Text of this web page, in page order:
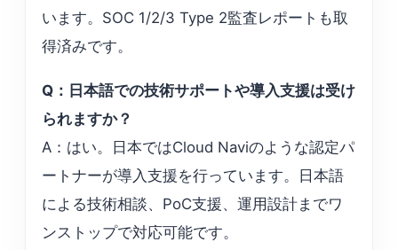
います。SOC 1/2/3 Type 2監査レポートも取
得済みです。
Q：日本語での技術サポートや導入支援は受け
られますか？
A：はい。日本ではCloud Naviのような認定パ
ートナーが導入支援を行っています。日本語
による技術相談、PoC支援、運用設計までワ
ンストップで対応可能です。